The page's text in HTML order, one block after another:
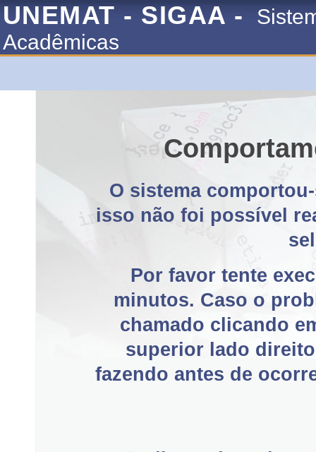
UNEMAT - SIGAA -
Acadêmicas
O sistema
isso não foi possível
Por favor tente
minutos. Caso o
chamado clicando
superior lado
fazendo antes de